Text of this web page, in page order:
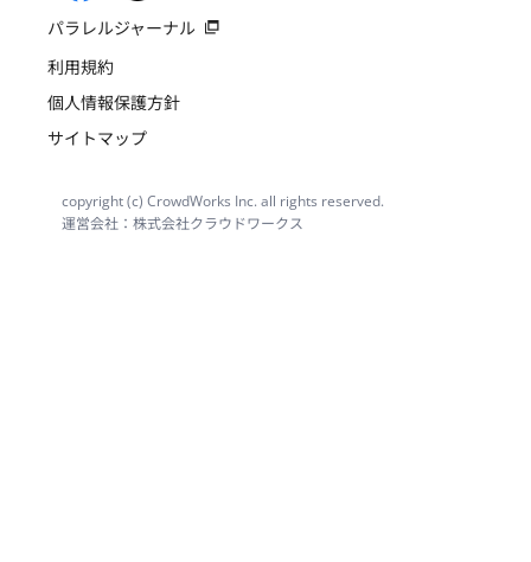
パラレルジャーナル
利用規約
個人情報保護方針
サイトマップ
copyright (c) CrowdWorks Inc. all rights reserved.
運営会社：株式会社クラウドワークス